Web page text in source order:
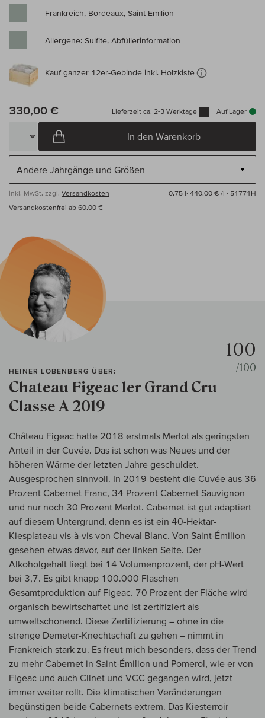
Frankreich, Bordeaux, Saint Emilion
Allergene: Sulfite, Abfüllerinformation
Kauf ganzer 12er-Gebinde inkl. Holzkiste
330,00 € Lieferzeit ca. 2-3 Werktage Auf Lager
In den Warenkorb
inkl. MwSt, zzgl. Versandkosten 0,75 l· 440,00 € /l · 51771H
Versandkostenfrei ab 60,00 €
HEINER LOBENBERG ÜBER:
Chateau Figeac 1er Grand Cru
Classe A 2019
100
/100
Château Figeac hatte 2018 erstmals Merlot als geringsten
Anteil in der Cuvée. Das ist schon was Neues und der
höheren Wärme der letzten Jahre geschuldet.
Ausgesprochen sinnvoll. In 2019 besteht die Cuvée aus 36
Prozent Cabernet Franc, 34 Prozent Cabernet Sauvignon
und nur noch 30 Prozent Merlot. Cabernet ist gut adaptiert
auf diesem Untergrund, denn es ist ein 40-Hektar-
Kiesplateau vis-à-vis von Cheval Blanc. Von Saint-Émilion
gesehen etwas davor, auf der linken Seite. Der
Alkoholgehalt liegt bei 14 Volumenprozent, der pH-Wert
bei 3,7. Es gibt knapp 100.000 Flaschen
Gesamtproduktion auf Figeac. 70 Prozent der Fläche wird
organisch bewirtschaftet und ist zertifiziert als
umweltschonend. Diese Zertifizierung – ohne in die
strenge Demeter-Knechtschaft zu gehen – nimmt in
Frankreich stark zu. Es freut mich besonders, dass der Trend
zu mehr Cabernet in Saint-Émilion und Pomerol, wie er von
Figeac und auch Clinet und VCC gegangen wird, jetzt
immer weiter rollt. Die klimatischen Veränderungen
begünstigen beide Cabernets extrem. Das Kiesterroir